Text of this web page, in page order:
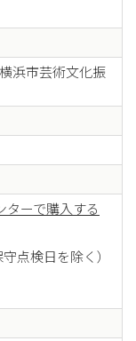
浜市芸術文化振
ーで購入する
点検日を除く）